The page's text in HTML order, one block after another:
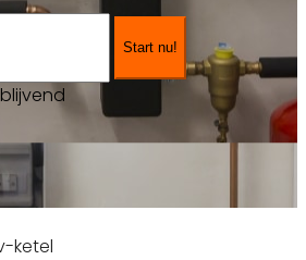
Start nu!
ketel